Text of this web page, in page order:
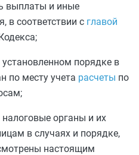
выплаты и иные
в соответствии с главой
установленном порядке в
по месту учета расчеты по
налоговые органы и их
в случаях и порядке,
настоящим